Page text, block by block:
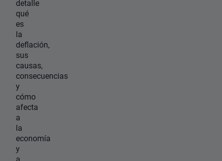
detalle
qué
es
la
deflación,
sus
causas,
consecuencias
y
cómo
afecta
a
la
economía
y
a